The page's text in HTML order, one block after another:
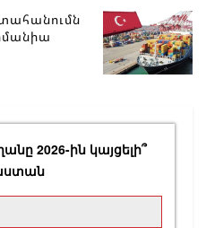
2026-ին կայցելի՞